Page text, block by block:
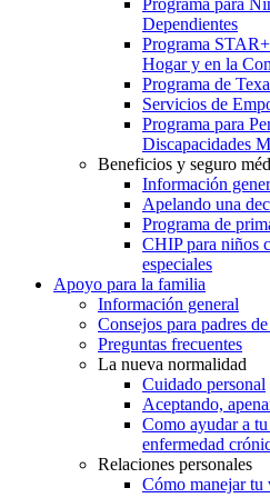
Dependientes
Programa
Hogar y en la
Programa de
Servicios de
Programa para
Discapacidades
Beneficios y seguro
Información
Apelando una
Programa de
CHIP para niños
especiales
Apoyo para la familia
Información general
Consejos para padres
Preguntas frecuentes
La nueva normalidad
Cuidado personal
Aceptando,
Como ayudar a
enfermedad
Relaciones personales
Cómo manejar tu